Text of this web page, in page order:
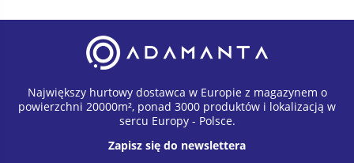
Największy hurtowy dostawca w Europie z magazynem o
powierzchni 20000m², ponad 3000 produktów i lokalizacją w
sercu Europy - Polsce.
Zapisz się do newslettera